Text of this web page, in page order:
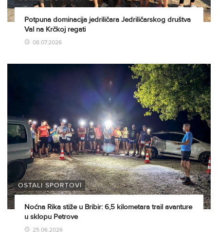
Potpuna dominacija jedriličara Jedriličarskog društva
Val na Krčkoj regati
08.07.2026
OSTALI SPORTOVI
Noćna Rika stiže u Bribir: 6,5 kilometara trail avanture
u sklopu Petrove
25.06.2026